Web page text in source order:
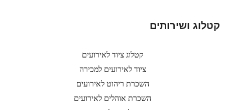
קטלוג ושירותים
קטלוג ציוד לאירועים
ציוד לאירועים למכירה
השכרת ריהוט לאירועים
השכרת אוהלים לאירועים